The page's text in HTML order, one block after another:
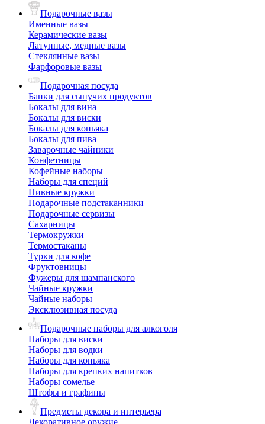
Подарочные вазы
Именные вазы
Керамические вазы
Латунные, медные вазы
Стеклянные вазы
Фарфоровые вазы
Подарочная посуда
Банки для сыпучих продуктов
Бокалы для вина
Бокалы для виски
Бокалы для коньяка
Бокалы для пива
Заварочные чайники
Конфетницы
Кофейные наборы
Наборы для специй
Пивные кружки
Подарочные подстаканники
Подарочные сервизы
Сахарницы
Термокружки
Термостаканы
Турки для кофе
Фруктовницы
Фужеры для шампанского
Чайные кружки
Чайные наборы
Эксклюзивная посуда
Подарочные наборы для алкоголя
Наборы для виски
Наборы для водки
Наборы для коньяка
Наборы для крепких напитков
Наборы сомелье
Штофы и графины
Предметы декора и интерьера
Декоративное оружие